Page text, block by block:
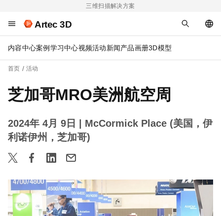
三维扫描解决方案
Artec 3D
内容中心案例 学习中心视频活动新闻产品画册3D模型
首页 活动
芝加哥MRO美洲航空周
2024年 4月 9日
| McCormick Place (美国，伊
利诺伊州，芝加哥)